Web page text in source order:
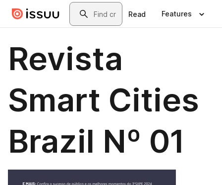
Skip to main contentSearch
Read Features
Revista
Smart Cities
Brazil Nº 01